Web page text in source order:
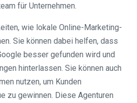
für Unternehmen.
wie lokale Online-Marketing-
Sie können dabei helfen, dass
besser gefunden wird und
hinterlassen. Sie können auch
nutzen, um Kunden
zu gewinnen. Diese Agenturen